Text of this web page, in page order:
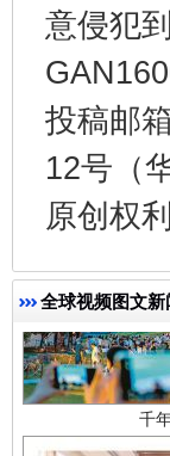
意侵犯
投稿邮
12号（
原创权
全球视频图文新